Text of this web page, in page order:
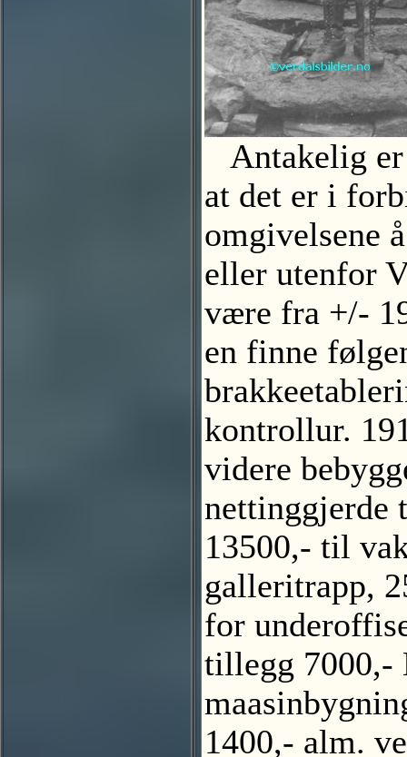
Antakelig er
at det er i
omgivelsene
eller utenfor
være fra +/-
en finne
kontrollur.
videre
nettinggjerde
13500,- til
galleritrapp,
for
tillegg 7000,-
1400,- alm.